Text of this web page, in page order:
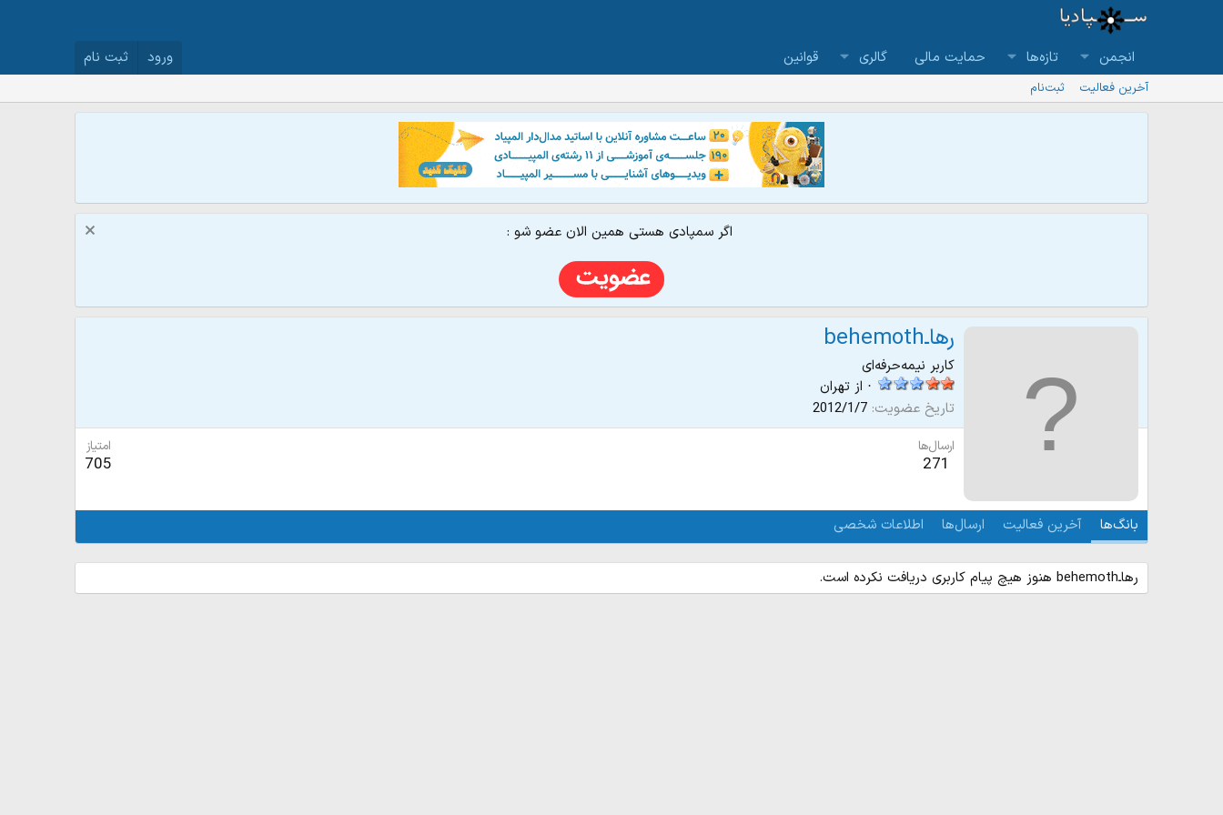
انجمن تازه‌ها حمایت مالی گالری قوانین ورود ثبت نام
آخرین فعالیت ثبت‌نام
اگر سمپادی هستی همین الان عضو شو :
رهاـbehemoth
کاربر نیمه‌حرفه‌ای
· از تهران
تاریخ عضویت 2012/1/7
ارسال‌ها
271
امتیاز
705
بانگ‌ها آخرین فعالیت ارسال‌ها اطلاعات شخصی
رهاـbehemoth هنوز هیچ پیام کاربری دریافت نکرده است.